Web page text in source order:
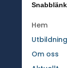
Hem
Utbildning
Om oss